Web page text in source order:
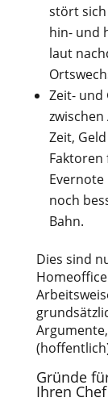
stört sich
hin- und
laut
Zeit- und
Zeit,
Faktoren
Evernote
noch
Bahn.
Dies sind
Gründe
Ihren